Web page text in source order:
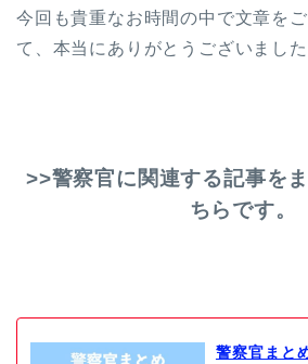
今回も貴重なお時間の中で文章を
て、本当にありがとうございました
>>警察官に関連する記事を
ちらです。
警察官まと